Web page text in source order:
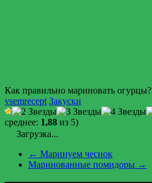
Как правильно мариновать огурцы?
vsemrecept Закуски
среднее: 1,88 из 5)
Загрузка...
← Маринуем чеснок
Маринованные помидоры →